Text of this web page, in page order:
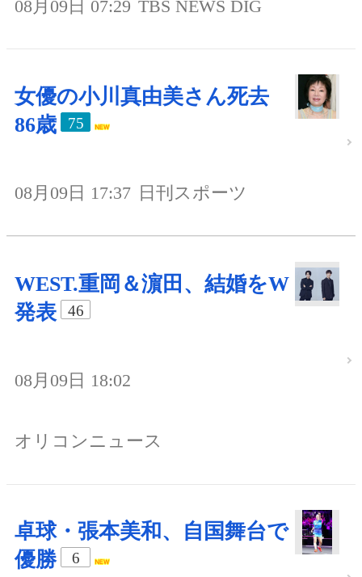
08月09日 07:29 TBS NEWS DIG
女優の小川真由美さん死去
86歳
75
08月09日 17:37 日刊スポーツ
WEST.重岡＆濵田、結婚をW
発表
46
08月09日 18:02
オリコンニュース
卓球・張本美和、自国舞台で
優勝
6